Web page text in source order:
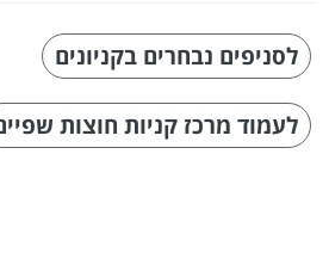
לסניפים נבחרים בקניונים
לעמוד מרכז קניות חוצות